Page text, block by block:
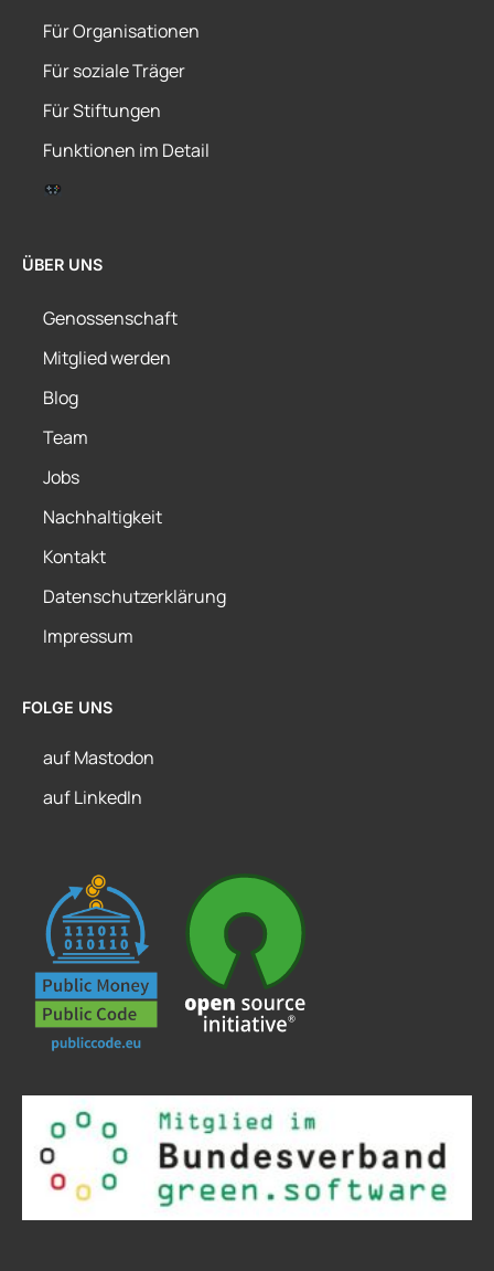
Für Organisationen
Für soziale Träger
Für Stiftungen
Funktionen im Detail
ÜBER UNS
Genossenschaft
Mitglied werden
Blog
Team
Jobs
Nachhaltigkeit
Kontakt
Datenschutzerklärung
Impressum
FOLGE UNS
auf Mastodon
auf LinkedIn